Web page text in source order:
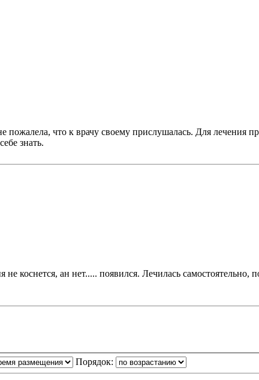
что к врачу своему прислушалась. Для лечения
знать.
не коснется, ан нет..... появился. Лечилась
Порядок: